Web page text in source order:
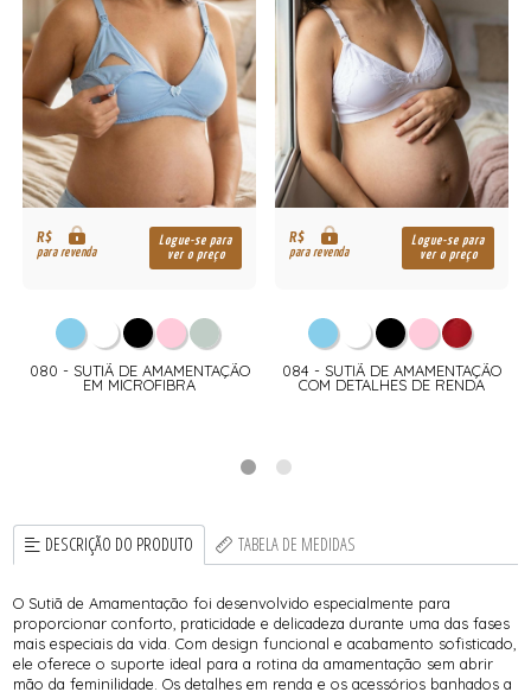
R$
para revenda
Logue-se para
ver o preço
080 - SUTIÃ DE AMAMENTAÇÃO
EM MICROFIBRA
R$
para revenda
Logue-se para
ver o preço
084 - SUTIÃ DE AMAMENTAÇÃO
COM DETALHES DE RENDA
DESCRIÇÃO DO PRODUTO TABELA DE MEDIDAS
O Sutiã de Amamentação foi desenvolvido especialmente para
proporcionar conforto, praticidade e delicadeza durante uma das fases
mais especiais da vida. Com design funcional e acabamento sofisticado,
ele oferece o suporte ideal para a rotina da amamentação sem abrir
mão da feminilidade. Os detalhes em renda e os acessórios banhados a